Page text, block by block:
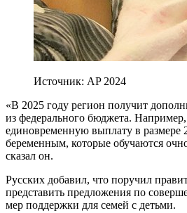
Источник: AP 2024
«В 2025 году регион получит
из федерального бюджета.
единовременную выплату в размере
беременным, которые обучаются
сказал он.
Русских добавил, что поручил
представить предложения по
мер поддержки для семей с детьми.